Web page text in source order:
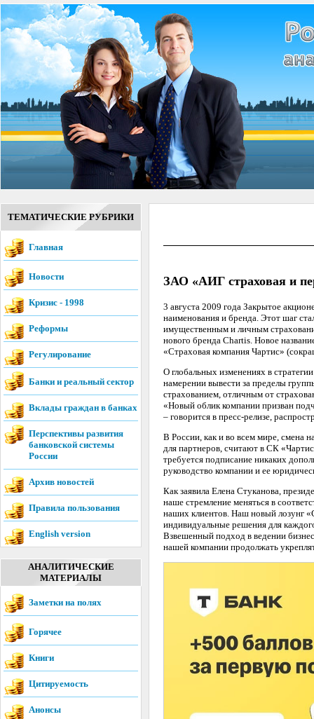
ТЕМАТИЧЕСКИЕ РУБРИКИ
Главная
Новости
Кризис - 1998
Реформы
Регулирование
Банки и реальный сектор
Вклады граждан в банках
Перспективы развития
банковской системы
России
Архив новостей
Правила пользования
English version
АНАЛИТИЧЕСКИЕ
МАТЕРИАЛЫ
Заметки на полях
Горячее
Книги
Цитируемость
Анонсы
ЗАО «АИГ страховая и
3 августа 2009 года Закрытое
наименования и бренда. Этот шаг
имущественным и личным
нового бренда Chartis. Новое
«Страховая компания Чартис»
О глобальных изменениях в
намерении вывести за пределы
страхованием, отличным от
«Новый облик компании призван
– говорится в пресс-релизе,
В России, как и во всем мире, смена
для партнеров, считают в СК
требуется подписание никаких
руководство компании и ее
Как заявила Елена Стуканова,
наше стремление меняться в
наших клиентов. Наш новый лозунг
индивидуальные решения для
Взвешенный подход в ведении
нашей компании продолжать